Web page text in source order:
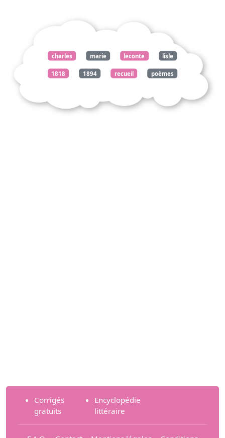
charles marie leconte lisle
1818 1894 recueil poèmes
Corrigés
gratuits
Encyclopédie
littéraire